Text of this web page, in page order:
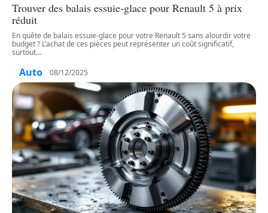
Trouver des balais essuie-glace pour Renault 5 à prix
réduit
En quête de balais essuie-glace pour votre Renault 5 sans alourdir votre
budget ? L’achat de ces pièces peut représenter un coût significatif,
surtout…
Auto 08/12/2025